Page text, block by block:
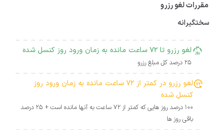
مقررات لغو رزرو
سختگیرانه
لغو رزرو تا 72 ساعت مانده به زمان ورود روز کنسل شده
25 درصد کل مبلغ رزرو
لغو رزرو در کمتر از 72 ساعت مانده به زمان ورود روز
کنسل شده
100 درصد روز هایی که کمتر از 72 ساعت به آنها مانده است + 25 درصد
باقی روز ها